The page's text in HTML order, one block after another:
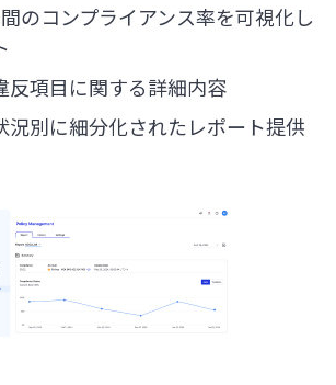
のコンプライアンス率を可視化し
反項目に関する詳細内容
況別に細分化されたレポート提供